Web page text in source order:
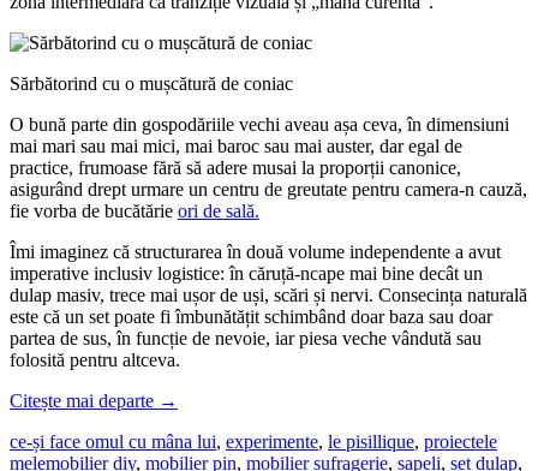
Sărbătorind cu o mușcătură de coniac
O bună parte din gospodăriile vechi aveau așa ceva, în dimensiuni
mai mari sau mai mici, mai baroc sau mai auster, dar egal de
practice, frumoase fără să adere musai la proporții canonice,
asigurând drept urmare un centru de greutate pentru camera-n cauză,
fie vorba de bucătărie ori de sală.
Îmi imaginez că structurarea în două volume independente a avut
imperative inclusiv logistice: în căruță-ncape mai bine decât un
dulap masiv, trece mai ușor de uși, scări și nervi. Consecința naturală
este că un set poate fi îmbunătățit schimbând doar baza sau doar
partea de sus, în funcție de nevoie, iar piesa veche vândută sau
folosită pentru altceva.
Citește mai departe →
ce-și face omul cu mâna lui, experimente, le pisillique, proiectele
melemobilier diy, mobilier pin, mobilier sufragerie, sapeli, set dulap,